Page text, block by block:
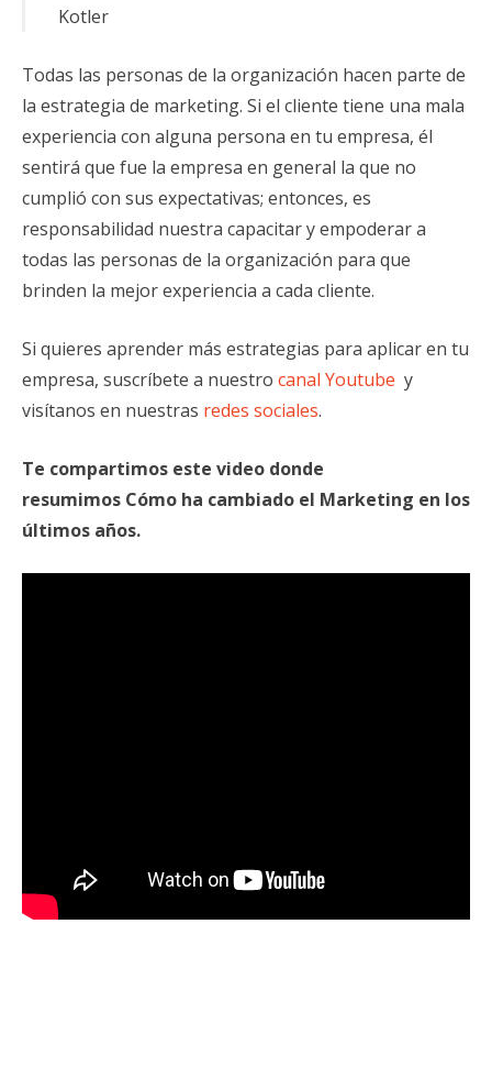
Kotler
Todas las personas de la organización hacen parte de
la estrategia de marketing. Si el cliente tiene una mala
experiencia con alguna persona en tu empresa, él
sentirá que fue la empresa en general la que no
cumplió con sus expectativas; entonces, es
responsabilidad nuestra capacitar y empoderar a
todas las personas de la organización para que
brinden la mejor experiencia a cada cliente.
Si quieres aprender más estrategias para aplicar en tu
empresa, suscríbete a nuestro canal Youtube y
visítanos en nuestras redes sociales.
Te compartimos este video donde
resumimos Cómo ha cambiado el Marketing en los
últimos años.